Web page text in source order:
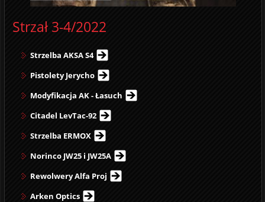
Strzał 3-4/2022
Strzelba AKSA S4
Pistolety Jerycho
Modyfikacja AK - Łasuch
Citadel LevTac-92
Strzelba ERMOX
Norinco JW25 i JW25A
Rewolwery Alfa Proj
Arken Optics